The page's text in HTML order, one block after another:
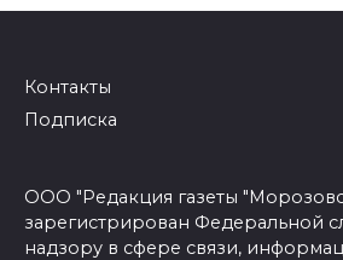
Контакты
Подписка
ООО "Редакция газеты
зарегистрирован Федеральной
надзору в сфере связи,